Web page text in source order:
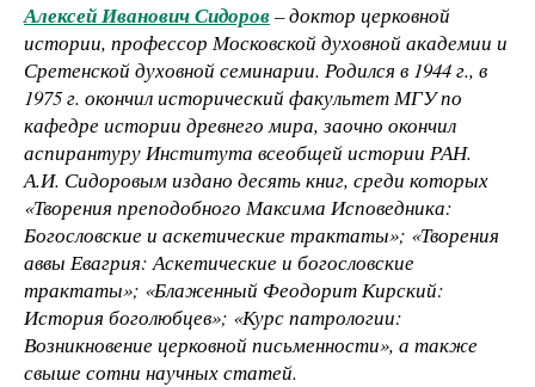
Алексей Иванович Сидоров– доктор церковной
истории, профессор Московской духовной академии и
Сретенской духовной семинарии. Родился в 1944 г., в
1975 г. окончил исторический факультет МГУ по
кафедре истории древнего мира, заочно окончил
аспирантуру Института всеобщей истории РАН.
А.И. Сидоровым издано десять книг, среди которых
«Творения преподобного Максима Исповедника:
Богословские и аскетические трактаты»; «Творения
аввы Евагрия: Аскетические и богословские
трактаты»; «Блаженный Феодорит Кирский:
История боголюбцев»; «Курс патрологии:
Возникновение церковной письменности», а также
свыше сотни научных статей.